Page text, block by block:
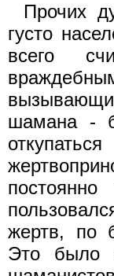
Прочих
густо
всего
шамана -
жертв, по
Это было